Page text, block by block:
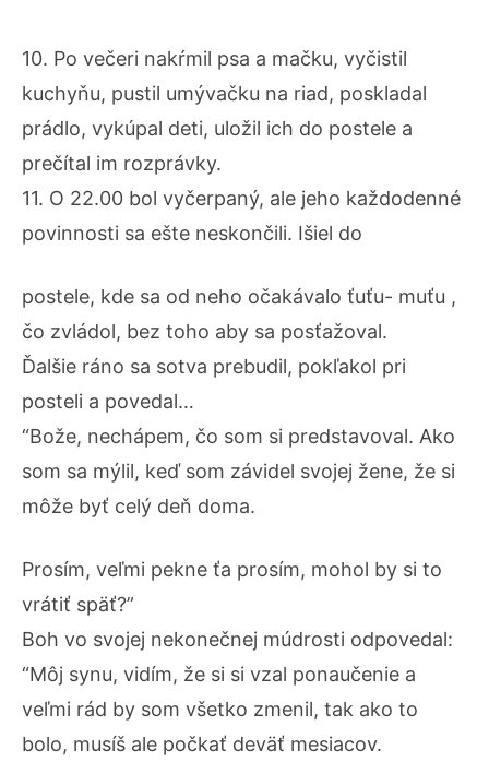
10. Po večeri nakŕmil psa a mačku, vyčistil
kuchyňu, pustil umývačku na riad, poskladal
prádlo, vykúpal deti, uložil ich do postele a
prečítal im rozprávky.
11. O 22.00 bol vyčerpaný, ale jeho každodenné
povinnosti sa ešte neskončili. Išiel do
postele, kde sa od neho očakávalo ťuťu- muťu ,
čo zvládol, bez toho aby sa posťažoval.
Ďalšie ráno sa sotva prebudil, pokľakol pri
posteli a povedal…
“Bože, nechápem, čo som si predstavoval. Ako
som sa mýlil, keď som závidel svojej žene, že si
môže byť celý deň doma.
Prosím, veľmi pekne ťa prosím, mohol by si to
vrátiť späť?”
Boh vo svojej nekonečnej múdrosti odpovedal:
“Môj synu, vidím, že si si vzal ponaučenie a
veľmi rád by som všetko zmenil, tak ako to
bolo, musíš ale počkať deväť mesiacov.